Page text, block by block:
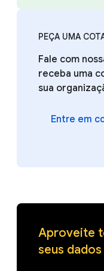
PEÇA UMA
Fale com
receba uma
sua
Entre em
Aproveite
seus